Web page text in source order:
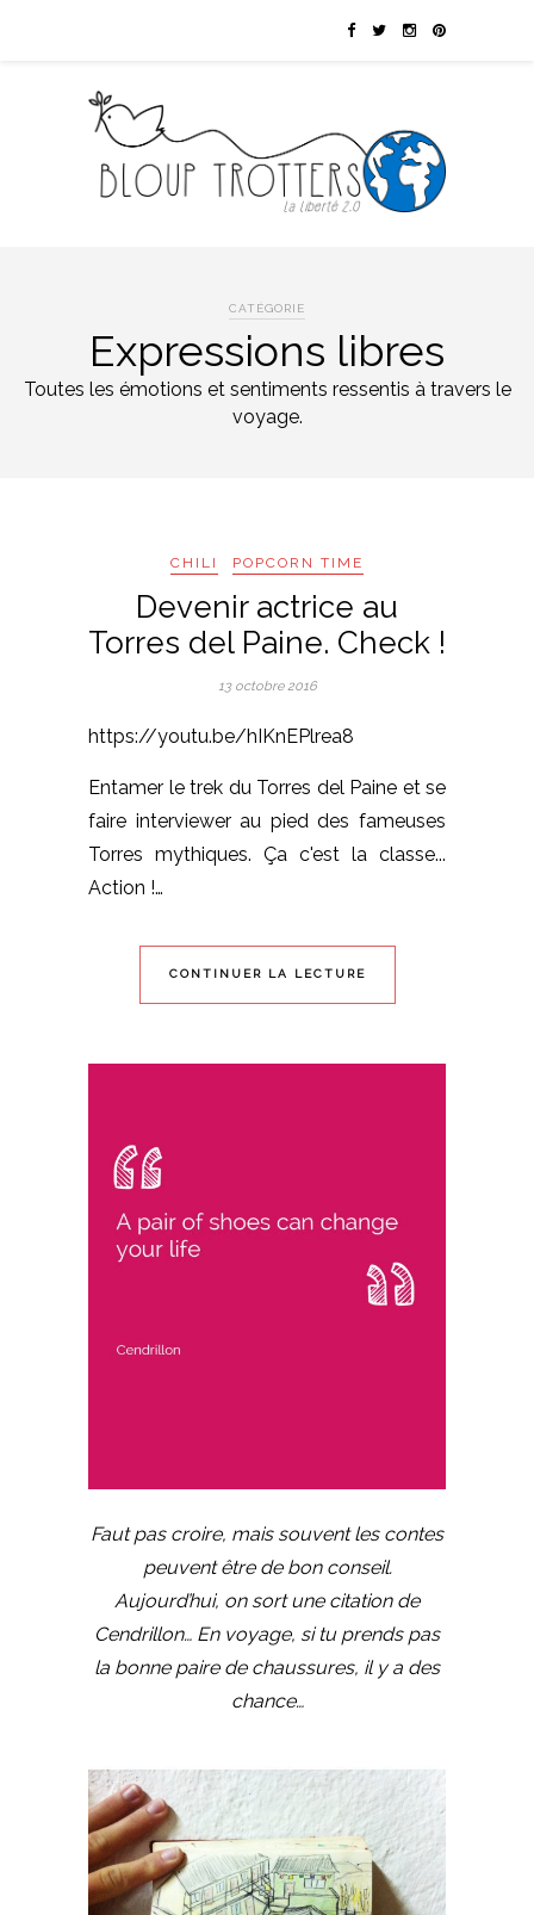
CATÉGORIE
Expressions libres
Toutes les émotions et sentiments ressentis à travers le
voyage.
CHILI POPCORN TIME
Devenir actrice au
Torres del Paine. Check !
13 octobre 2016
https://youtu.be/hIKnEPlrea8
Entamer le trek du Torres del Paine et se
faire interviewer au pied des fameuses
Torres mythiques. Ça c'est la classe...
Action !…
CONTINUER LA LECTURE
Faut pas croire, mais souvent les contes
peuvent être de bon conseil.
Aujourd’hui, on sort une citation de
Cendrillon… En voyage, si tu prends pas
la bonne paire de chaussures, il y a des
chance…